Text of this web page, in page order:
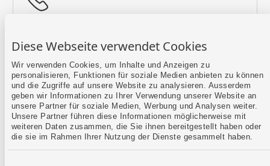
Diese Webseite verwendet Cookies
Wir verwenden Cookies, um Inhalte und Anzeigen zu
personalisieren, Funktionen für soziale Medien anbieten zu können
und die Zugriffe auf unsere Website zu analysieren. Ausserdem
geben wir Informationen zu Ihrer Verwendung unserer Website an
unsere Partner für soziale Medien, Werbung und Analysen weiter.
Unsere Partner führen diese Informationen möglicherweise mit
weiteren Daten zusammen, die Sie ihnen bereitgestellt haben oder
die sie im Rahmen Ihrer Nutzung der Dienste gesammelt haben.
Mehr erfahren